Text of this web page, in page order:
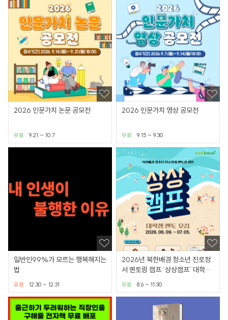
2026 인문가치 논문 공모전
9.21 ~ 10.7
무료
2026 인문가치 영상 공모전
9.15 ~ 9.30
무료
일반인99%가 모르는 행복해지는
법
12.30 ~ 12.31
유료
2026년 북한배경 청소년 진로정
서 멘토링 캠프 ‘상상캠프’ 대학생
8.6 ~ 11.30
무료